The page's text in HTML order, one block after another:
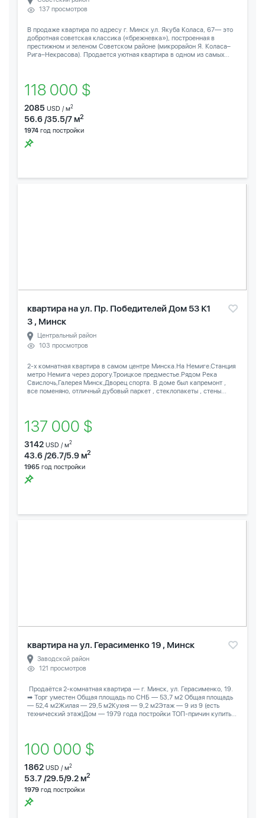
137 просмотров
В продаже квартира по адресу г. Минск ул. Якуба Коласа, 67— это
добротная советская классика («брежневка»), построенная в
престижном и зеленом Советском районе (микрорайон Я. Коласа–
Рига–Некрасова). Продается уютная квартира в одном из самых...
118 000 $
2085 USD / м2
56.6 /35.5/7 м2
1974 год постройки
квартира на ул. Пр. Победителей Дом 53 К1
3 , Минск
Центральный район
103 просмотров
2-х комнатная квартира в самом центре Минска.На Немиге.Станция
метро Немига через дорогу.Троицкое предместье.Рядом Река
Свислочь,Галерея Минск,Дворец спорта. В доме был капремонт ,
все поменяно, отличный дубовый паркет , стеклопакеты , стены...
137 000 $
3142 USD / м2
43.6 /26.7/5.9 м2
1965 год постройки
квартира на ул. Герасименко 19 , Минск
Заводской район
121 просмотров
️ Продаётся 2-комнатная квартира — г. Минск, ул. Герасименко, 19.
➡ Торг уместен Общая площадь по СНБ — 53,7 м2 Общая площадь
— 52,4 м2Жилая — 29,5 м2Кухня — 9,2 м2Этаж — 9 из 9 (есть
технический этаж)Дом — 1979 года постройки ТОП-причин купить...
100 000 $
1862 USD / м2
53.7 /29.5/9.2 м2
1979 год постройки